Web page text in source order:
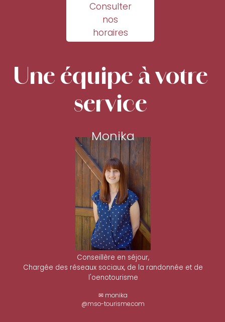
Consulter
nos
horaires
Une équipe à votre
service
Monika
Conseillère en séjour,
Chargée des réseaux sociaux, de la randonnée et de
l'oenotourisme
✉ monika
@mso-tourisme.com